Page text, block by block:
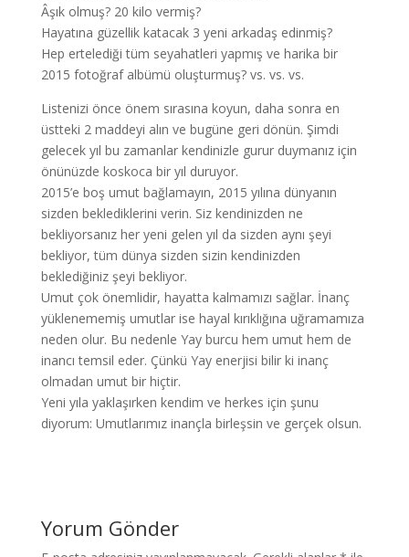
Âşık olmuş? 20 kilo vermiş?
Hayatına güzellik katacak 3 yeni arkadaş edinmiş?
Hep ertelediği tüm seyahatleri yapmış ve harika bir
2015 fotoğraf albümü oluşturmuş? vs. vs. vs.
Listenizi önce önem sırasına koyun, daha sonra en
üstteki 2 maddeyi alın ve bugüne geri dönün. Şimdi
gelecek yıl bu zamanlar kendinizle gurur duymanız için
önünüzde koskoca bir yıl duruyor.
2015’e boş umut bağlamayın, 2015 yılına dünyanın
sizden beklediklerini verin. Siz kendinizden ne
bekliyorsanız her yeni gelen yıl da sizden aynı şeyi
bekliyor, tüm dünya sizden sizin kendinizden
beklediğiniz şeyi bekliyor.
Umut çok önemlidir, hayatta kalmamızı sağlar. İnanç
yüklenememiş umutlar ise hayal kırıklığına uğramamıza
neden olur. Bu nedenle Yay burcu hem umut hem de
inancı temsil eder. Çünkü Yay enerjisi bilir ki inanç
olmadan umut bir hiçtir.
Yeni yıla yaklaşırken kendim ve herkes için şunu
diyorum: Umutlarımız inançla birleşsin ve gerçek olsun.
Yorum Gönder